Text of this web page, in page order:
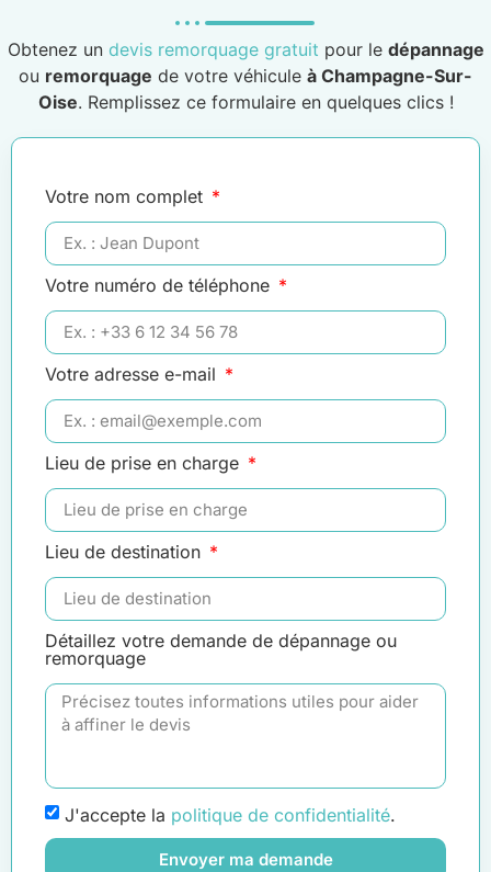
Obtenez un devis remorquage gratuit pour le dépannage
ou remorquage de votre véhicule à Champagne-Sur-
Oise. Remplissez ce formulaire en quelques clics !
Votre nom complet
Votre numéro de téléphone
Votre adresse e-mail
Lieu de prise en charge
Lieu de destination
Détaillez votre demande de dépannage ou
remorquage
J'accepte la politique de confidentialité.
Envoyer ma demande